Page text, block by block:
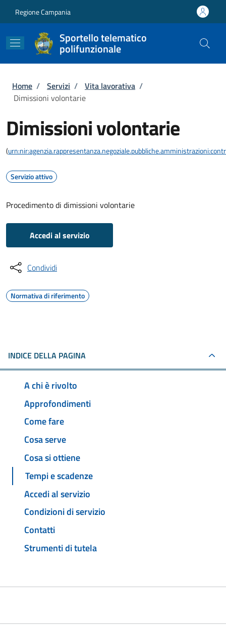
Regione Campania
Sportello telematico
polifunzionale
Briciole di pane
Home / Servizi / Vita lavorativa /
Dimissioni volontarie
Dimissioni volontarie
(
Servizio attivo
Procedimento di dimissioni volontarie
Accedi al servizio
Condividi
Normativa di riferimento
INDICE DELLA PAGINA
A chi è rivolto
Approfondimenti
Come fare
Cosa serve
Cosa si ottiene
Tempi e scadenze
Accedi al servizio
Condizioni di servizio
Contatti
Strumenti di tutela